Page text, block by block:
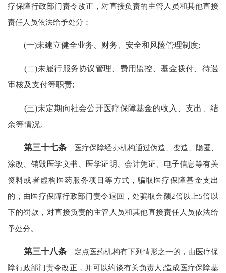
疗保障行政部门责令改正，对直接负责的主管人员和其他直接
责任人员依法给予处分：
(一)未建立健全业务、财务、安全和风险管理制度;
(二)未履行服务协议管理、费用监控、基金拨付、待遇
审核及支付等职责;
(三)未定期向社会公开医疗保障基金的收入、支出、结
余等情况。
第三十七条 医疗保障经办机构通过伪造、变造、隐匿、
涂改、销毁医学文书、医学证明、会计凭证、电子信息等有关
资料或者虚构医药服务项目等方式，骗取医疗保障基金支出
的，由医疗保障行政部门责令退回，处骗取金额2倍以上5倍以
下的罚款，对直接负责的主管人员和其他直接责任人员依法给
予处分。
第三十八条 定点医药机构有下列情形之一的，由医疗保
障行政部门责令改正，并可以约谈有关负责人;造成医疗保障基